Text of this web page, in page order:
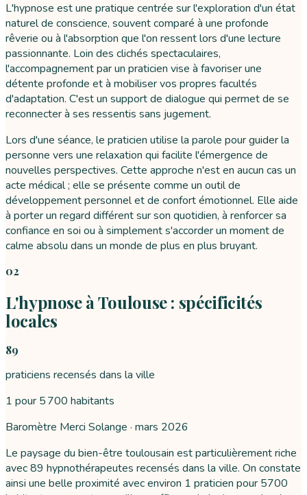
L'hypnose est une pratique centrée sur l'exploration d'un état
naturel de conscience, souvent comparé à une profonde
rêverie ou à l'absorption que l'on ressent lors d'une lecture
passionnante. Loin des clichés spectaculaires,
l'accompagnement par un praticien vise à favoriser une
détente profonde et à mobiliser vos propres facultés
d'adaptation. C'est un support de dialogue qui permet de se
reconnecter à ses ressentis sans jugement.
Lors d'une séance, le praticien utilise la parole pour guider la
personne vers une relaxation qui facilite l'émergence de
nouvelles perspectives. Cette approche n'est en aucun cas un
acte médical ; elle se présente comme un outil de
développement personnel et de confort émotionnel. Elle aide
à porter un regard différent sur son quotidien, à renforcer sa
confiance en soi ou à simplement s'accorder un moment de
calme absolu dans un monde de plus en plus bruyant.
02
L'hypnose à Toulouse : spécificités
locales
89
praticiens recensés dans la ville
1 pour 5 700 habitants
Baromètre Merci Solange · mars 2026
Le paysage du bien-être toulousain est particulièrement riche
avec 89 hypnothérapeutes recensés dans la ville. On constate
ainsi une belle proximité avec environ 1 praticien pour 5700